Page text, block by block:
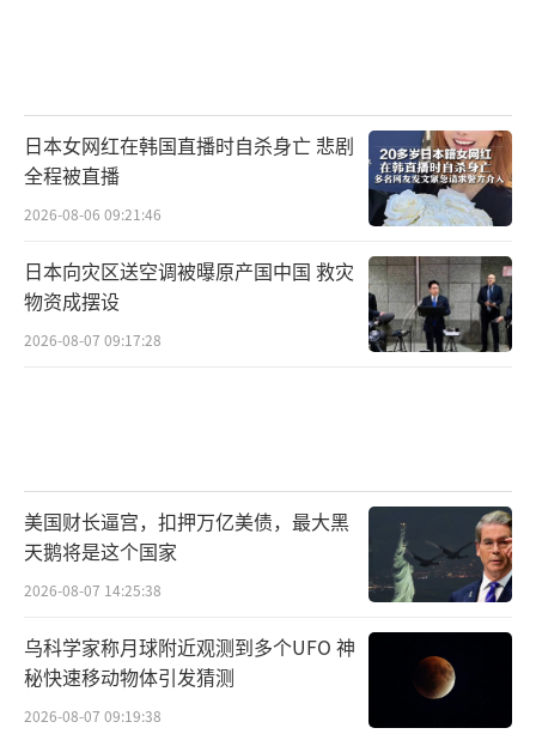
以色列机构将不再被允许参与欧洲创新委员会
资助的某些项目。这不仅会让以色列损失数百
万美元的拨款，还将影响以色列的网络安全、
无人机和人工智能领域的初创企业或小型企
业。但该提案并未获得足够多的支持。
路透社报道称，爱尔兰、西班牙、丹麦、
德国《明镜》周刊10日分析称，针对以色
列政府采取更严厉的行动迄今为止未能成功，
部分原因是缺乏德国支持。德国仅赞成限制向
以色列运送武器，但拒绝欧盟委员会的制裁提
案。不过研究机构Verian的最新民意调查显
示，63%的德国选民同意德国支持欧盟委员会
日本女网红在韩国直播时自杀身亡 悲剧
全程被直播
2026-08-06 09:21:46
日本向灾区送空调被曝原产国中国 救灾
物资成摆设
2026-08-07 09:17:28
美国财长逼宫，扣押万亿美债，最大黑
天鹅将是这个国家
2026-08-07 14:25:38
乌科学家称月球附近观测到多个UFO 神
秘快速移动物体引发猜测
2026-08-07 09:19:38